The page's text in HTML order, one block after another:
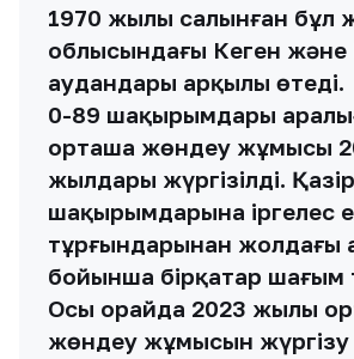
1970 жылы салынған бұл
облысындағы Кеген
аудандары арқылы өтеді.
0-89 шақырымдары
орташа жөндеу жұмысы
жылдары жүргізілді.
шақырымдарына іргелес
тұрғындарынан жолдағы
бойынша бірқатар шағым
Осы орайда 2023 жылы
жөндеу жұмысын жүргізу